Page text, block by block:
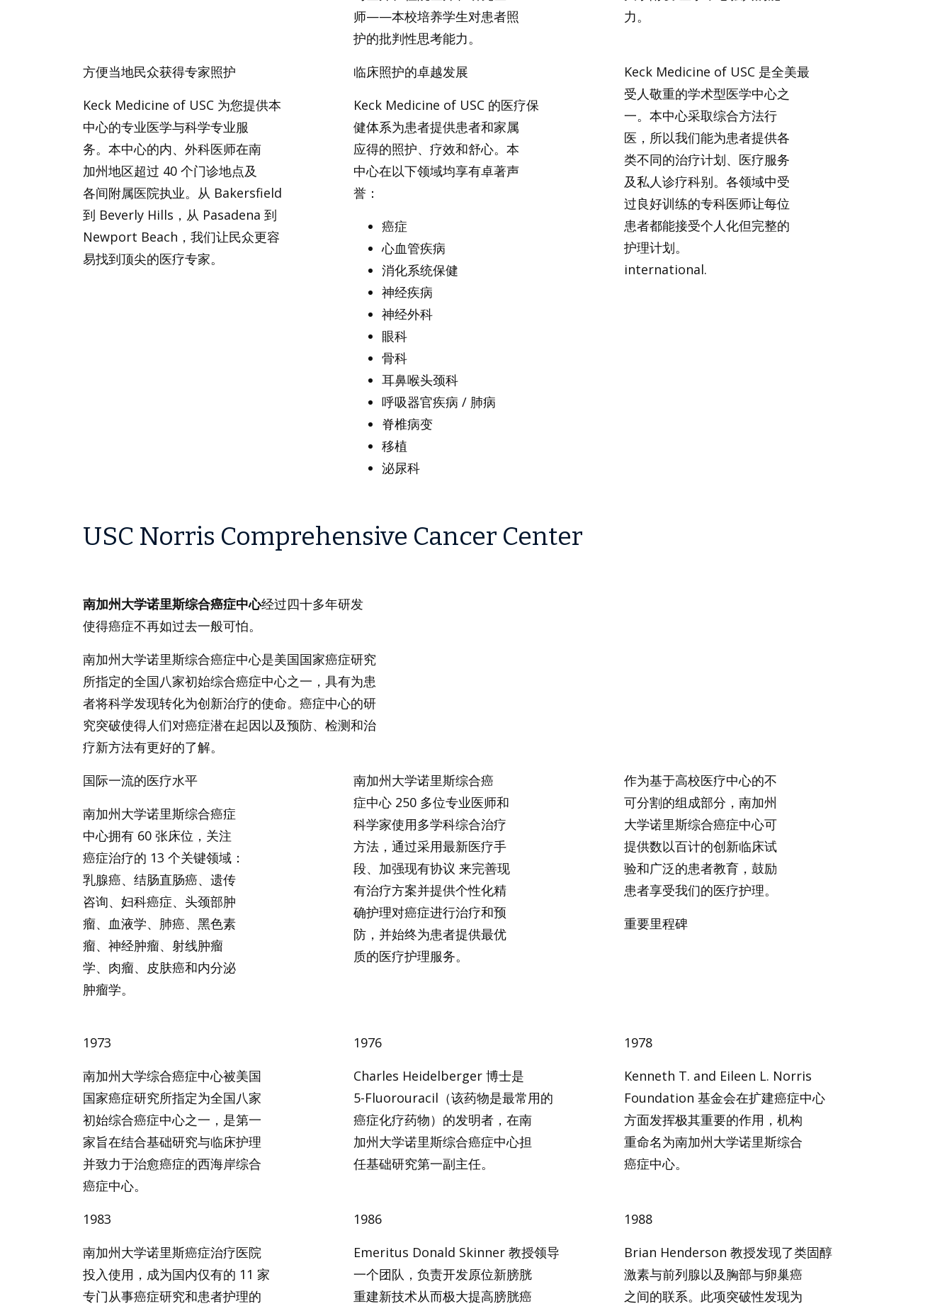
师——本校培养学生对患者照
护的批判性思考能力。
力。
方便当地民众获得专家照护
Keck Medicine of USC 为您提供本
中心的专业医学与科学专业服
务。本中心的内、外科医师在南
加州地区超过 40 个门诊地点及
各间附属医院执业。从 Bakersfield
到 Beverly Hills，从 Pasadena 到
Newport Beach，我们让民众更容
易找到顶尖的医疗专家。
临床照护的卓越发展
Keck Medicine of USC 的医疗保
健体系为患者提供患者和家属
应得的照护、疗效和舒心。本
中心在以下领域均享有卓著声
誉：
癌症
心血管疾病
消化系统保健
神经疾病
神经外科
眼科
骨科
耳鼻喉头颈科
呼吸器官疾病 / 肺病
脊椎病变
移植
泌尿科
Keck Medicine of USC 是全美最
受人敬重的学术型医学中心之
一。本中心采取综合方法行
医，所以我们能为患者提供各
类不同的治疗计划、医疗服务
及私人诊疗科别。各领域中受
过良好训练的专科医师让每位
患者都能接受个人化但完整的
护理计划。
international.
USC Norris Comprehensive Cancer Center
南加州大学诺里斯综合癌症中心经过四十多年研发
使得癌症不再如过去一般可怕。
南加州大学诺里斯综合癌症中心是美国国家癌症研究
所指定的全国八家初始综合癌症中心之一，具有为患
者将科学发现转化为创新治疗的使命。癌症中心的研
究突破使得人们对癌症潜在起因以及预防、检测和治
疗新方法有更好的了解。
国际一流的医疗水平
南加州大学诺里斯综合癌症
中心拥有 60 张床位，关注
癌症治疗的 13 个关键领域：
乳腺癌、结肠直肠癌、遗传
咨询、妇科癌症、头颈部肿
瘤、血液学、肺癌、黑色素
瘤、神经肿瘤、射线肿瘤
学、肉瘤、皮肤癌和内分泌
肿瘤学。
南加州大学诺里斯综合癌
症中心 250 多位专业医师和
科学家使用多学科综合治疗
方法，通过采用最新医疗手
段、加强现有协议 来完善现
有治疗方案并提供个性化精
确护理对癌症进行治疗和预
防，并始终为患者提供最优
质的医疗护理服务。
作为基于高校医疗中心的不
可分割的组成部分，南加州
大学诺里斯综合癌症中心可
提供数以百计的创新临床试
验和广泛的患者教育，鼓励
患者享受我们的医疗护理。
重要里程碑
1973
南加州大学综合癌症中心被美国
国家癌症研究所指定为全国八家
初始综合癌症中心之一，是第一
家旨在结合基础研究与临床护理
并致力于治愈癌症的西海岸综合
癌症中心。
1976
Charles Heidelberger 博士是
5-Fluorouracil（该药物是最常用的
癌症化疗药物）的发明者，在南
加州大学诺里斯综合癌症中心担
任基础研究第一副主任。
1978
Kenneth T. and Eileen L. Norris
Foundation 基金会在扩建癌症中心
方面发挥极其重要的作用，机构
重命名为南加州大学诺里斯综合
癌症中心。
1983
南加州大学诺里斯癌症治疗医院
投入使用，成为国内仅有的 11 家
专门从事癌症研究和患者护理的
1986
Emeritus Donald Skinner 教授领导
一个团队，负责开发原位新膀胱
重建新技术从而极大提高膀胱癌
1988
Brian Henderson 教授发现了类固醇
激素与前列腺以及胸部与卵巢癌
之间的联系。此项突破性发现为